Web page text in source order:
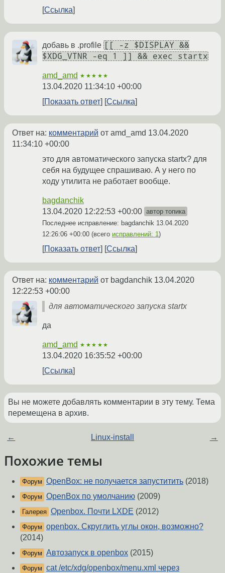
Ссылка
добавь в .profile [[ -z $DISPLAY &&
$XDG_VTNR -eq 1 ]] && exec startx
amd_amd ★★★★★
13.04.2020 11:34:10 +00:00
Показать ответ
Ссылка
Ответ на: комментарий от amd_amd 13.04.2020
11:34:10 +00:00
это для автоматического запуска startx? для
себя на будущее спрашиваю. А у него по
ходу утилита не работает вообще.
bagdanchik
13.04.2020 12:22:53 +00:00 автор топика
Последнее исправление: bagdanchik 13.04.2020
12:26:06 +00:00 (всего исправлений: 1)
Показать ответ Ссылка
Ответ на: комментарий от bagdanchik 13.04.2020
12:22:53 +00:00
для автоматического запуска startx
да
amd_amd ★★★★★
13.04.2020 16:35:52 +00:00
Ссылка
Вы не можете добавлять комментарии в эту тему. Тема
перемещена в архив.
← Linux-install →
Похожие темы
Форум OpenBox: не получается запуститить (2018)
Форум OpenBox по умолчанию (2009)
Галерея Openbox. Почти LXDE (2012)
Форум openbox. Скруглить углы окон, возможно?
(2014)
Форум Автозапуск в openbox (2015)
Форум cat /etc/xdg/openbox/menu.xml через